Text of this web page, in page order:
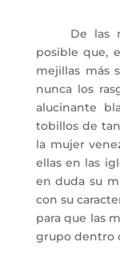
De las
posible que,
mejillas más
nunca los
alucinante
tobillos de
la mujer
ellas en las
en duda su
con su
para que las
grupo dentro